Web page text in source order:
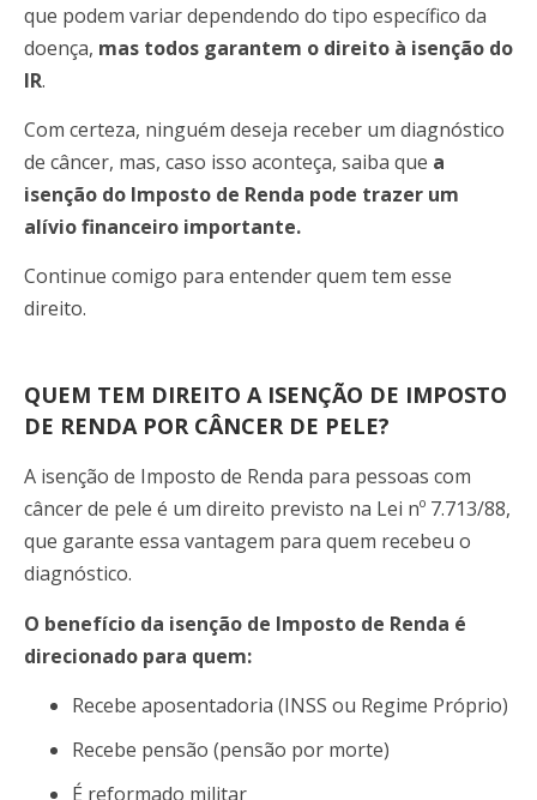
que podem variar dependendo do tipo específico da
doença, mas todos garantem o direito à isenção do
IR.
Com certeza, ninguém deseja receber um diagnóstico
de câncer, mas, caso isso aconteça, saiba que a
isenção do Imposto de Renda pode trazer um
alívio financeiro importante.
Continue comigo para entender quem tem esse
direito.
QUEM TEM DIREITO A ISENÇÃO DE IMPOSTO
DE RENDA POR CÂNCER DE PELE?
A isenção de Imposto de Renda para pessoas com
câncer de pele é um direito previsto na Lei nº 7.713/88,
que garante essa vantagem para quem recebeu o
diagnóstico.
O benefício da isenção de Imposto de Renda é
direcionado para quem:
Recebe aposentadoria (INSS ou Regime Próprio)
Recebe pensão (pensão por morte)
É reformado militar